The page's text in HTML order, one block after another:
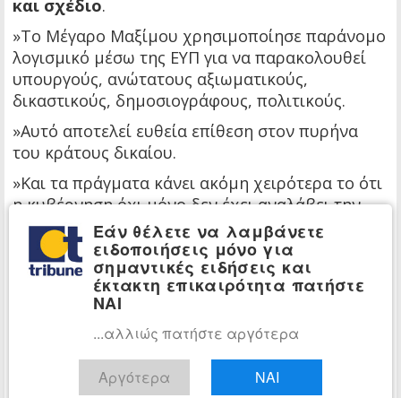
και σχέδιο.
»Το Μέγαρο Μαξίμου χρησιμοποίησε παράνομο
λογισμικό μέσω της ΕΥΠ για να παρακολουθεί
υπουργούς, ανώτατους αξιωματικούς,
δικαστικούς, δημοσιογράφους, πολιτικούς.
»Αυτό αποτελεί ευθεία επίθεση στον πυρήνα
του κράτους δικαίου.
»Και τα πράγματα κάνει ακόμη χειρότερα το ότι
η κυβέρνηση όχι μόνο δεν έχει αναλάβει την
ευθύνη, αλλά έχει μεθοδεύσει μια προκλητική
συγκάλυψη των ευθυνών της, αξιοποιώντας την
κοινοβουλευτική της πλειοψηφία στη Βουλή και
χειραγωγώντας συστηματικά την ηγεσία της
Δικαιοσύνης.
»Όμως, πλέον υπάρχουν νέα στοιχεία. Πράγμα
που σημαίνει ότι κανείς δεν έχει δικαίωμα να
λέει η υπόθεση έκλεισε. Αντιθέτως, τώρα είναι η
Εάν θέλετε να λαμβάνετε
ειδοποιήσεις μόνο για
σημαντικές ειδήσεις και
έκτακτη επικαιρότητα πατήστε
ΝΑΙ
...αλλιώς πατήστε αργότερα
Αργότερα ΝΑΙ